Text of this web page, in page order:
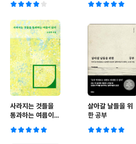
사라지는 것들을
통과하는 여름이
살아갈 날들을 위
한 공부